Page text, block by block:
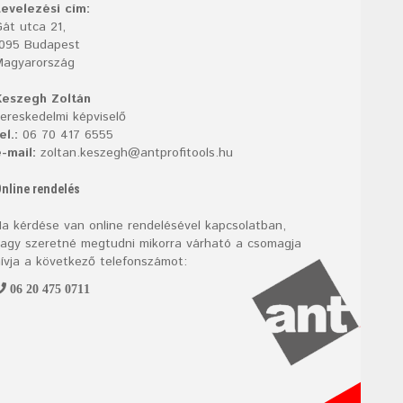
cím:
utca 21,
Budapest
Zoltán
képviselő
06 70 417 6555
mail: zoltan.keszegh@antprofitools.hu
rendelés
kérdése van online rendelésével kapcsolatban,
szeretné megtudni mikorra várható a csomagja
a következő telefonszámot:
06 20 475 0711